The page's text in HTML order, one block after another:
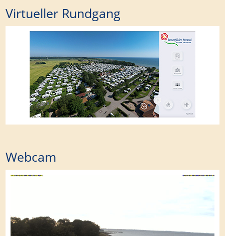
Virtueller Rundgang
Webcam